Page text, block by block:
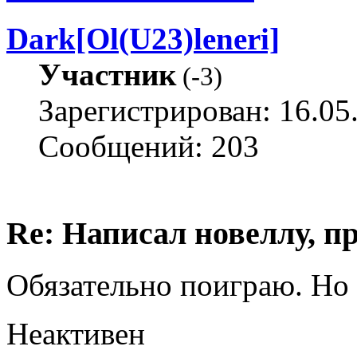
Dark[Ol(U23)leneri]
Участник(-3)
Зарегистрирован:
Сообщений: 203
Re: Написал новеллу,
Обязательно поиграю. Но
Неактивен